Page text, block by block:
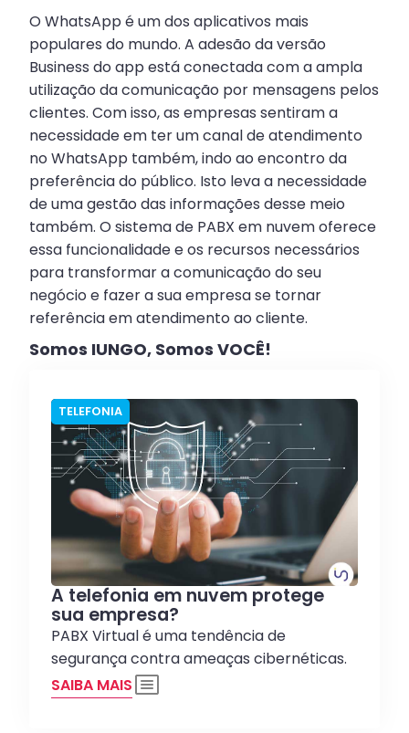
O WhatsApp é um dos aplicativos mais
populares do mundo. A adesão da versão
Business do app está conectada com a ampla
utilização da comunicação por mensagens pelos
clientes. Com isso, as empresas sentiram a
necessidade em ter um canal de atendimento
no WhatsApp também, indo ao encontro da
preferência do público. Isto leva a necessidade
de uma gestão das informações desse meio
também. O sistema de PABX em nuvem oferece
essa funcionalidade e os recursos necessários
para transformar a comunicação do seu
negócio e fazer a sua empresa se tornar
referência em atendimento ao cliente.
Somos IUNGO, Somos VOCÊ!
TELEFONIA
A telefonia em nuvem protege
sua empresa?
PABX Virtual é uma tendência de
segurança contra ameaças cibernéticas.
SAIBA MAIS